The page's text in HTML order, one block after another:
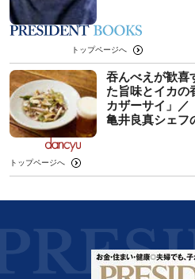
トップページへ
吞んべえが歓喜
た旨味とイカの
カザーサイ」／
⻲井良真シェフ
トップページへ